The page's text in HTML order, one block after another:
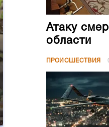
Атаку
области
ПРОИСШЕСТВИЯ